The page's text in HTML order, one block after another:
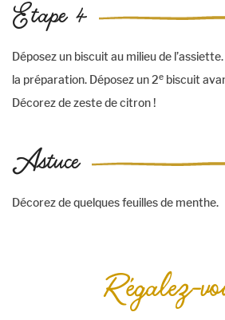
Etape 4
Déposez un biscuit au milieu de
la préparation. Déposez un 2e biscuit
Décorez de zeste de citron !
Astuce
Décorez de quelques feuilles de menthe.
Régalez-